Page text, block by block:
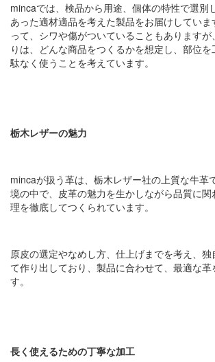
mincaでは、検品から用途、個体の特性で選別
あった適材適品を考えた製品をお届けしていま
って、シワや傷がついていることもありますが
りは、どんな商品をつくるかを想定し、部位
駄なく使うことを考えています。
栃木レザーの魅力
mincaが扱う革は、栃木レザー社の上質な牛革
境の中で、皮革の魅力を生かしながら品質に
理を徹底してつくられています。
原皮の選定やなめし方、仕上げまでを考え、独
て作り出しており、製品に合わせて、最適な革
す。
長く使えるための丁寧な加工